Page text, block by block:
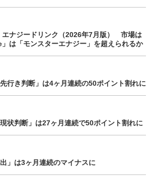
ナジードリンク（2026年7月版） 市場は
は「モンスターエナジー」を超えられるか
行き判断」は4ヶ月連続の50ポイント割れに
状判断」は27ヶ月連続で50ポイント割れに
」は3ヶ月連続のマイナスに